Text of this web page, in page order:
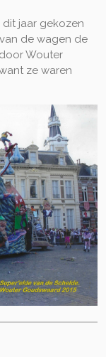
jaar gekozen
de wagen de
Wouter
ze waren